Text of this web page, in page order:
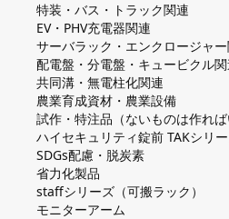
特装・バス・トラック関連
EV・PHV充電器関連
サーバラック・エンクロージャ
配電盤・分電盤・キュービクル
共同溝・無電柱化関連
農業育成資材・農業設備
試作・特注品（ないものは作れば
ハイセキュリティ錠前 TAKシリ
SDGs配慮・脱炭素
省力化製品
staffシリーズ（可搬ラック）
モニターアーム